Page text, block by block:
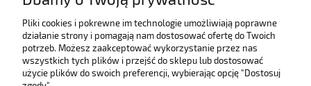
Pomoc
Bestsellery
Pliki cookies i pokrewne im technologie umożliwiają poprawne
działanie strony i pomagają nam dostosować ofertę do Twoich
potrzeb. Możesz zaakceptować wykorzystanie przez nas
wszystkich tych plików i przejść do sklepu lub dostosować
użycie plików do swoich preferencji, wybierając opcję "Dostosuj